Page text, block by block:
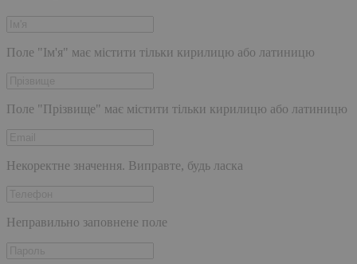
Поле "Ім'я" має містити тільки кирилицю або латиницю
Поле "Прізвище" має містити тільки кирилицю або латиницю
Некоректне значення. Виправте, будь ласка
Неправильно заповнене поле